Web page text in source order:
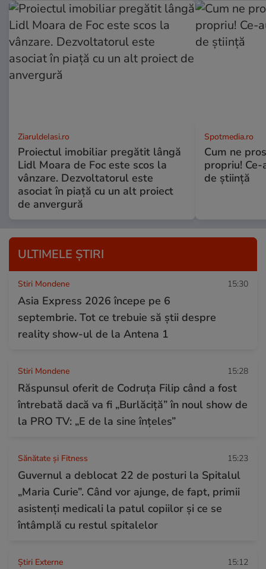
ZiaruldeIasi.ro
Proiectul imobiliar pregătit lângă
Lidl Moara de Foc este scos la
vânzare. Dezvoltatorul este
asociat în piață cu un alt proiect
de anvergură
Spotmedia.ro
Cum ne
propriu!
de știință
ULTIMELE ȘTIRI
Stiri Mondene 15:30
Asia Express 2026 începe pe 6
septembrie. Tot ce trebuie să știi despre
reality show-ul de la Antena 1
Stiri Mondene 15:28
Răspunsul oferit de Codruța Filip când a fost
întrebată dacă va fi „Burlăciță” în noul show de
la PRO TV: „E de la sine înțeles”
Sănătate și Fitness 15:23
Guvernul a deblocat 22 de posturi la Spitalul
„Maria Curie”. Când vor ajunge, de fapt, primii
asistenți medicali la patul copiilor și ce se
întâmplă cu restul spitalelor
Știri Externe 15:12